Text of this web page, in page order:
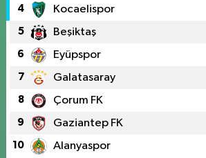
4 Kocaelispor
5 Beşiktaş
6 Eyüpspor
7 Galatasaray
8 Çorum FK
9 Gaziantep FK
10 Alanyaspor